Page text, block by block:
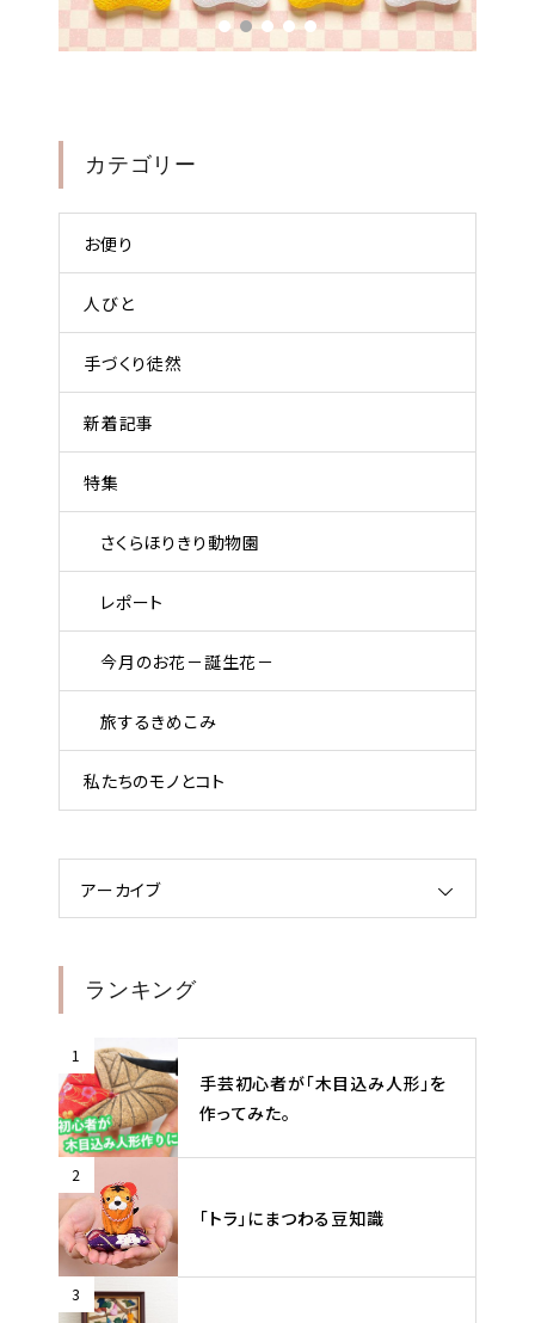
カテゴリー
お便り
人びと
手づくり徒然
新着記事
特集
さくらほりきり動物園
レポート
今月のお花－誕生花－
旅するきめこみ
私たちのモノとコト
アーカイブ
ランキング
1
手芸初心者が「木目込み人形」を
作ってみた。
2
「トラ」にまつわる豆知識
3